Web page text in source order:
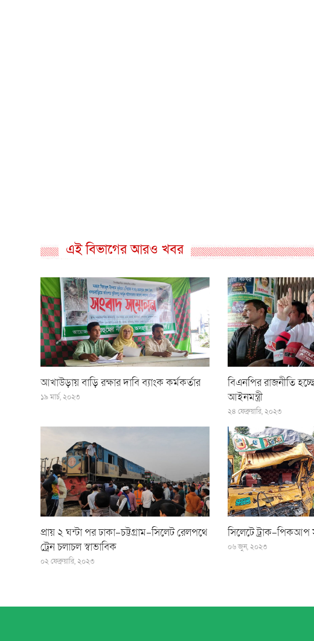
এই বিভাগের আরও খবর
আখাউড়ায় বাড়ি রক্ষার দাবি ব্যাংক কর্মকর্তার
১৯ মার্চ, ২০২৩
বিএনপির রাজনীতি
আইনমন্ত্রী
২৪ ফেব্রুয়ারি, ২০২৩
প্রায় ২ ঘন্টা পর ঢাকা-চট্টগ্রাম-সিলেট রেলপথে
ট্রেন চলাচল স্বাভাবিক
০২ ফেব্রুয়ারি, ২০২৩
সিলেটে ট্রাক-পিকআপ
০৬ জুন, ২০২৩